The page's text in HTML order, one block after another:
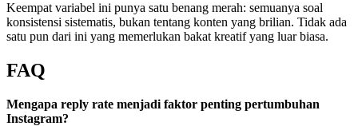
Keempat variabel ini punya satu benang merah: semuanya soal
konsistensi sistematis, bukan tentang konten yang brilian. Tidak ada
satu pun dari ini yang memerlukan bakat kreatif yang luar biasa.
FAQ
Mengapa reply rate menjadi faktor penting pertumbuhan
Instagram?